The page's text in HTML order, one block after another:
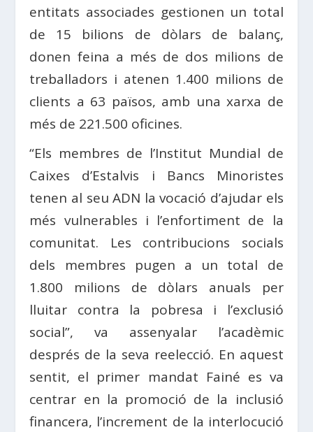
entitats associades gestionen un total
de 15 bilions de dòlars de balanç,
donen feina a més de dos milions de
treballadors i atenen 1.400 milions de
clients a 63 països, amb una xarxa de
més de 221.500 oficines.
“Els membres de l’Institut Mundial de
Caixes d’Estalvis i Bancs Minoristes
tenen al seu ADN la vocació d’ajudar els
més vulnerables i l’enfortiment de la
comunitat. Les contribucions socials
dels membres pugen a un total de
1.800 milions de dòlars anuals per
lluitar contra la pobresa i l’exclusió
social”, va assenyalar l’acadèmic
després de la seva reelecció. En aquest
sentit, el primer mandat Fainé es va
centrar en la promoció de la inclusió
financera, l’increment de la interlocució